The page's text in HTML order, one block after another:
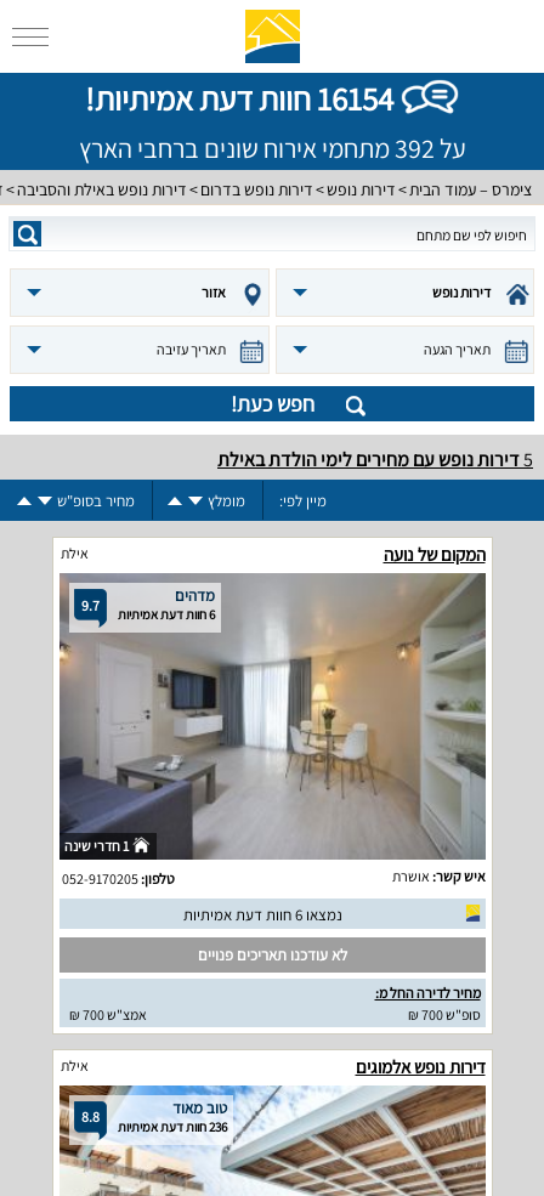
16154 חוות דעת אמיתיות!
על 392 מתחמי אירוח שונים ברחבי הארץ
צימרס – עמוד הבית דירות נופש דירות נופש בדרום דירות נופש באילת והסביבה
דירות נופש אזור
תאריך הגעה תאריך עזיבה
חפש כעת!
5דירות נופש עם מחירים לימי הולדת באילת
מיין לפי: מומלץ מחיר בסופ"ש
המקום של נועה אילת
9.7 מדהים
6 חוות דעת אמיתיות
1 חדרי שינה
איש קשר: אושרת טלפון:052-9170205
נמצאו 6 חוות דעת אמיתיות
לא עודכנו תאריכים פנויים
מחיר לדירה החל מ:
סופ"ש 700 ₪
אמצ"ש 700 ₪
דירות נופש אלמוגים אילת
8.8 טוב מאוד
236 חוות דעת אמיתיות